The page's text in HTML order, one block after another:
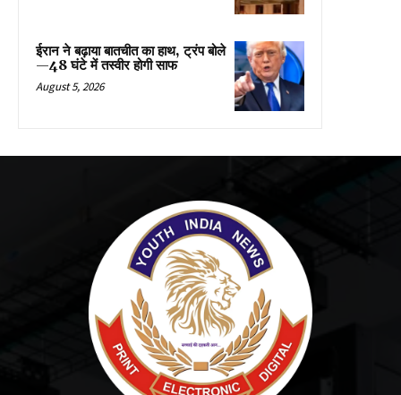
ईरान ने बढ़ाया बातचीत का हाथ, ट्रंप बोले
—48 घंटे में तस्वीर होगी साफ
August 5, 2026